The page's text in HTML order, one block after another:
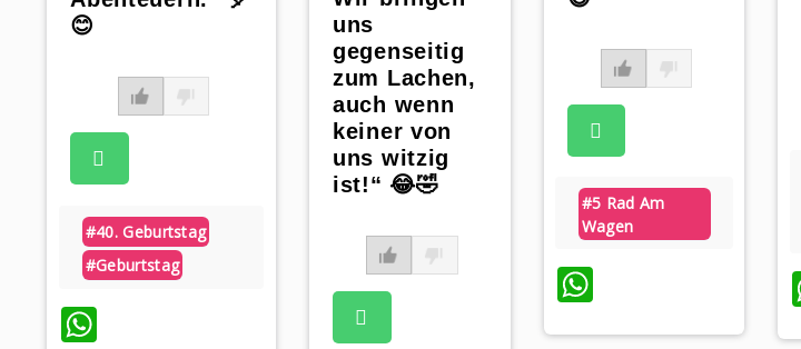
😊
#40. Geburtstag
#geburtstag
WhatsApp
uns
gegenseitig
zum Lachen,
auch wenn
keiner von
uns witzig
ist!“ 😂🤣
#5 Rad Am
Wagen